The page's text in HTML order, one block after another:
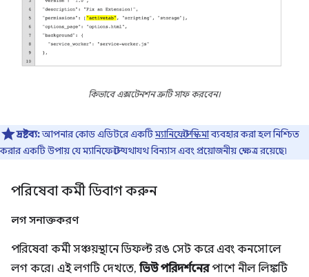
কিভাবে এক্সটেনশন ত্রুটি সাফ করবেন।
দ্রষ্টব্য:আপনার কোড এডিটরে একটিম্যানিফেস্ট স্কিমাব্যবহার করা হল নিশ্চিত
করার একটি উপায় যে ম্যানিফেস্টে যথাযথ বিন্যাস এবং প্রয়োজনীয় ক্ষেত্র রয়েছে৷
পরিষেবা কর্মী ডিবাগ করুন
লগ সনাক্তকরণ
পরিষেবা কর্মী সঞ্চয়স্থানে ডিফল্ট রঙ সেট করে এবং কনসোলে
লগ করে। এই লগটি দেখতে,ভিউ পরিদর্শনেরপাশে নীল লিঙ্কটি